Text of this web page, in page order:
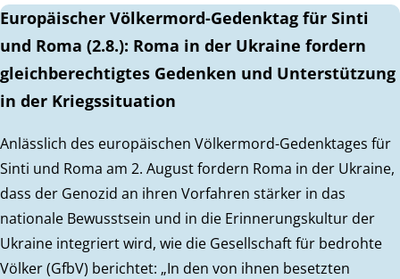
Europäischer Völkermord-Gedenktag für Sinti
und Roma (2.8.): Roma in der Ukraine fordern
gleichberechtigtes Gedenken und Unterstützung
in der Kriegssituation
Anlässlich des europäischen Völkermord-Gedenktages für
Sinti und Roma am 2. August fordern Roma in der Ukraine,
dass der Genozid an ihren Vorfahren stärker in das
nationale Bewusstsein und in die Erinnerungskultur der
Ukraine integriert wird, wie die Gesellschaft für bedrohte
Völker (GfbV) berichtet: „In den von ihnen besetzten